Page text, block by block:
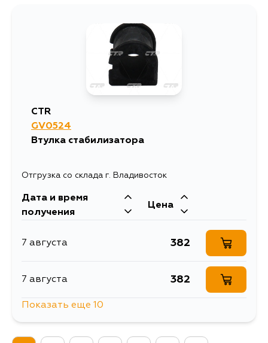
CTR
GV0524
Втулка стабилизатора
Отгрузка со склада г. Владивосток
Дата и время
получения
Цена
7 августа 382
7 августа 382
Показать еще 10